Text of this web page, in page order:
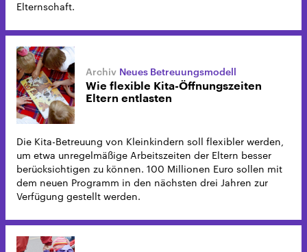
Elternschaft.
Neues Betreuungsmodell
Wie flexible Kita-Öffnungszeiten
Eltern entlasten
Die Kita-Betreuung von Kleinkindern soll flexibler werden,
um etwa unregelmäßige Arbeitszeiten der Eltern besser
berücksichtigen zu können. 100 Millionen Euro sollen mit
dem neuen Programm in den nächsten drei Jahren zur
Verfügung gestellt werden.